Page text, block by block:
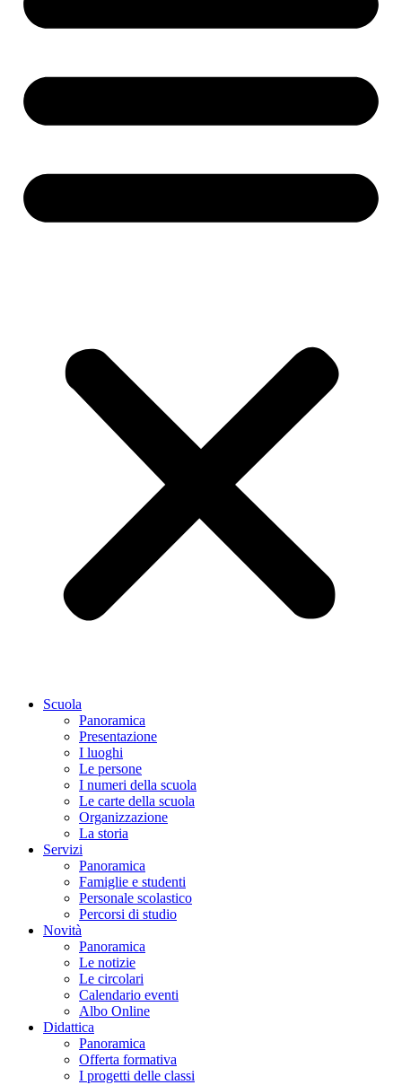
Scuola
Panoramica
Presentazione
I luoghi
Le persone
I numeri della scuola
Le carte della scuola
Organizzazione
La storia
Servizi
Panoramica
Famiglie e studenti
Personale scolastico
Percorsi di studio
Novità
Panoramica
Le notizie
Le circolari
Calendario eventi
Albo Online
Didattica
Panoramica
Offerta formativa
I progetti delle classi